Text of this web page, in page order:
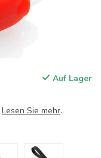
Auf Lager
Lesen Sie mehr.